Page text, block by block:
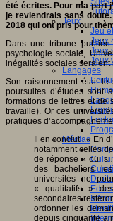
Jeux
Jeu
Jeux
Jeux
Jeux
Langages
Médias
Droits
été écrites. Pour ma part
je reviendrais sans
2018 qui ont pris pour
Dans une tribune
psychologie sociale,
inégalités sociales
Son raisonnement était
poursuites d’études sont
formations de lettres et de
travaille). Or ces
pratiques
Il en conclut : « En
notamment celles
de réponse « oui
des bacheliers
universités ne
« qualitatifs »
secondaires
ordonner les
depuis cinquante